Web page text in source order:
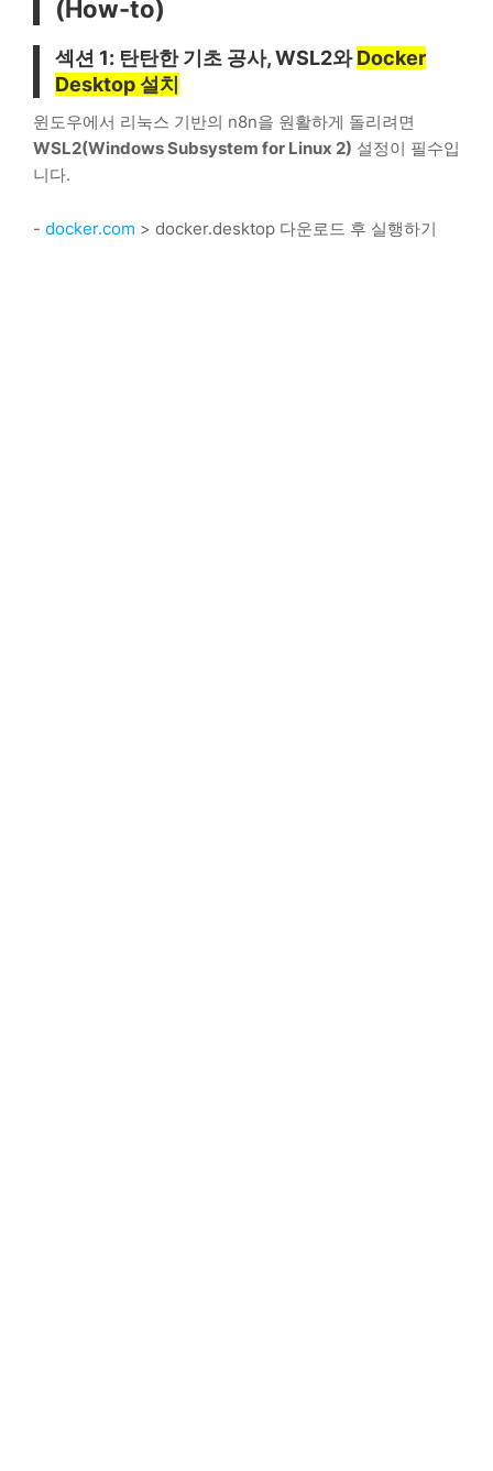
(How-to)
섹션 1: 탄탄한 기초 공사, WSL2와Docker
Desktop 설치
윈도우에서 리눅스 기반의 n8n을 원활하게 돌리려면
WSL2(Windows Subsystem for Linux 2) 설정이 필수입
니다.
- docker.com > docker.desktop 다운로드 후 실행하기